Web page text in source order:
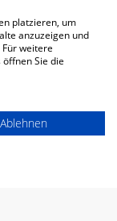
der jeweiligen
platzieren, um
anzuzeigen und
weitere
Sie die
Ablehnen